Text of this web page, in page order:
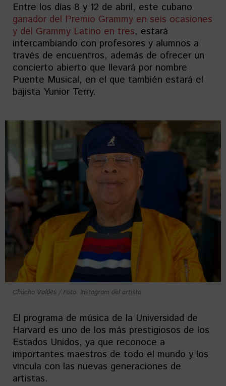
Entre los días 8 y 12 de abril, este cubano
ganador del Premio Grammy en seis ocasiones
y del Grammy Latino en tres, estará
intercambiando con profesores y alumnos a
través de encuentros, además de ofrecer un
concierto abierto que llevará por nombre
Puente Musical, en el que también estará el
bajista Yunior Terry.
Chucho Valdés / Foto: Instagram del artista
El programa de música de la Universidad de
Harvard es uno de los más prestigiosos de los
Estados Unidos, ya que reconoce a
importantes maestros de todo el mundo y los
vincula con las nuevas generaciones de
artistas.